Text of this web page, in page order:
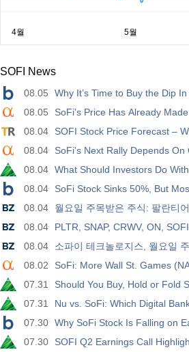
SOFI News
08.05
Why It’s Time to Buy the Dip
08.05
SoFi's Price Has Already
08.04
SOFI Stock Price Forecast –
08.04
SoFi's Next Rally Depends
08.04 What Should Investors Do
08.04
SoFi Stock Sinks 50%, But
08.04
월요일 주목받은 주식: 팔란티
08.04
PLTR, SNAP, CRWV, ON,
08.04
소파이 테크놀로지스, 월요일
08.02
SoFi: More Wall St. Games
07.31
Should You Buy, Hold or Fold
07.31
Nu vs. SoFi: Which Digital
07.30 Why SoFi Stock Is Falling on
07.30
SOFI Q2 Earnings Call